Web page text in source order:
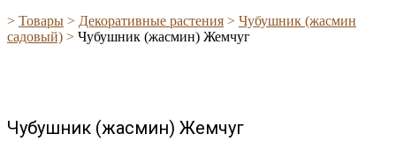
> Товары > Декоративные растения > Чубушник (жасмин
садовый) > Чубушник (жасмин) Жемчуг
Чубушник (жасмин) Жемчуг